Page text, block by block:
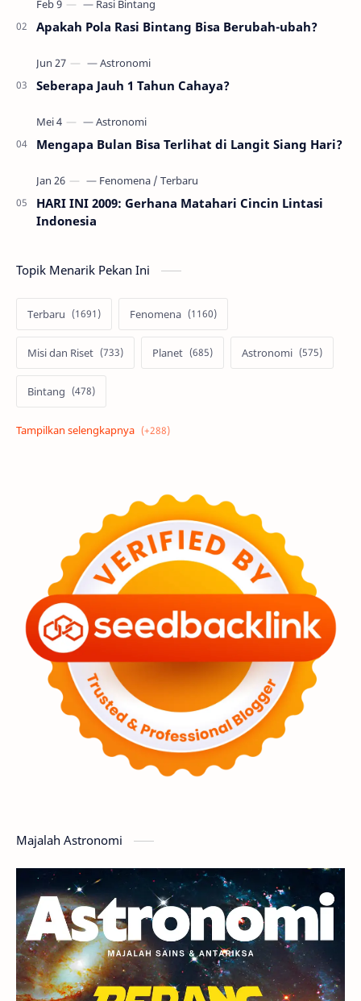
Apakah Pola Rasi Bintang Bisa Berubah-ubah?
Seberapa Jauh 1 Tahun Cahaya?
Mengapa Bulan Bisa Terlihat di Langit Siang Hari?
HARI INI 2009: Gerhana Matahari Cincin Lintasi
Indonesia
Topik Menarik Pekan Ini
Terbaru Fenomena
Misi dan Riset Planet Astronomi
Bintang
Alam semesta Galaksi
Tata Surya Hype
Asteroid Observasi
Premium Komet Bulan
Penelitian Serba-serbi Satelit
Luar Angkasa Video Aurora
Supernova Nebula Sponsored
Featured Mars
GMT 2016
Planet Kerdil Bumi Pengetahuan
Berita Hujan Meteor Satelit Alami
Rasi Bintang Teleskop Saturnus
Majalah Astronomi